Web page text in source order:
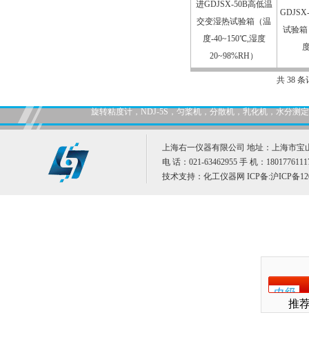
试验
共 38
旋转粘度计，NDJ-5S，匀桨机，分散机，乳化机，水分测
上海右一仪器有限公司 地址：上海市宝
电 话：021-63462955 手 机：
技术支持： 化工仪器网 ICP备:沪ICP备
推